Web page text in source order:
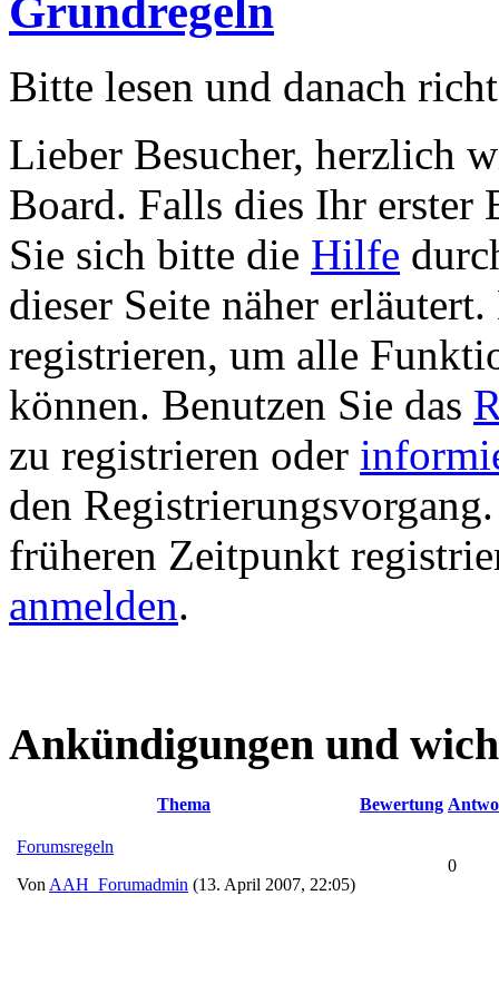
Grundregeln
Bitte lesen und danach
Lieber Besucher, herzlich
Board. Falls dies Ihr erster
Sie sich bitte die Hilfe
dieser Seite näher
registrieren, um alle
können. Benutzen Sie das
zu registrieren oder
den
früheren Zeitpunkt
anmelden.
Ankündigungen und
Thema Bewertung
Forumsregeln
Von AAH_Forumadmin (13. April 2007, 22:05)
0